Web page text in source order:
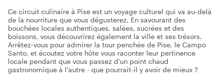
Ce circuit culinaire à Pise est un voyage culturel qui va au-delà
de la nourriture que vous dégusterez. En savourant des
bouchées locales authentiques, salées, sucrées et des
boissons, vous découvrirez également la ville et ses trésors.
Arrêtez-vous pour admirer la tour penchée de Pise, le Campo
Santo, et écoutez votre hôte vous raconter leur pertinence
locale pendant que vous passez d'un point chaud
gastronomique à l'autre - que pourrait-il y avoir de mieux ?